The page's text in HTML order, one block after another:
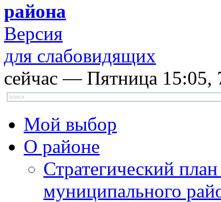
района
Версия
для слабовидящих
сейчас — Пятница 15:05,
Мой выбор
О районе
Стратегический
муниципального